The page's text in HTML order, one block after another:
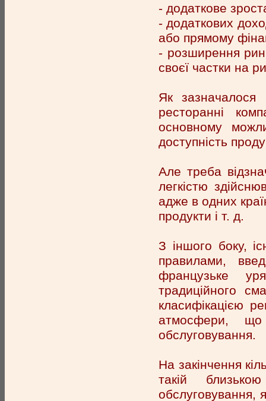
- додаткове
- додаткових
або прямому
- розширення
своєї частки на
Як
ресторанні
основному
доступність
Але треба
легкістю
адже в одних
продукти і т. д.
З іншого боку,
правилами,
французьке
традиційного
класифікацією
атмосфери,
обслуговування.
На закінчення
такій
обслуговування,